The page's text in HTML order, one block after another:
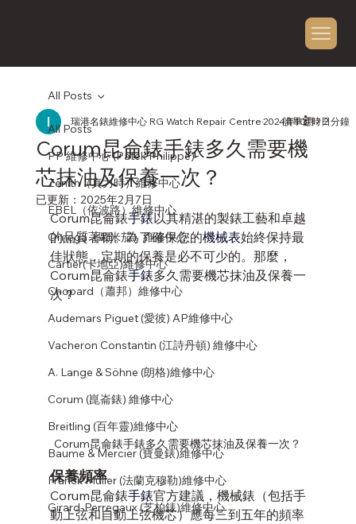
All Posts
PP 維修中心 (Patek Philippe)
Zenith（真力時）維修中心
EBEL（依波路）維修中心
Omega（歐米茄）維修中心
Cartier(卡地亞)維修中心
Chopard（蕭邦）維修中心
Audemars Piguet (愛彼) AP維修中心
Vacheron Constantin (江詩丹頓) 維修中心
A. Lange & Söhne (朗格)維修中心
Corum (崑崙錶) 維修中心
Breitling (百年靈)維修中心
Baume & Mercier (寶曼錶)維修中心
Franck Muller (法蘭克穆勒)維修中心
Girard-Perregaux (芝柏錶)維修中心
All Posts
Corum昆侖錶手錶多久需要機
芯抹油及保養一次？
瑞港名錶維修中心 RG Watch Repair Centre2024年10月7日
讀畢需時 2 分鐘
已更新： 2025年2月7日
Corum昆侖錶手錶以其精湛的製錶工藝和卓越
的品質著稱。為了確保您的機械表始終保持最
佳狀態，定期的保養是必不可少的。那麼，
Corum昆侖錶手錶多久需要機芯抹油及保養一
次？
Corum昆侖錶手錶多久需要機芯抹油及保養一次？
保養頻率
Corum昆侖錶手錶官方建議，機械錶（包括手
動上弦和自動上弦機芯）應每三到五年的頻率